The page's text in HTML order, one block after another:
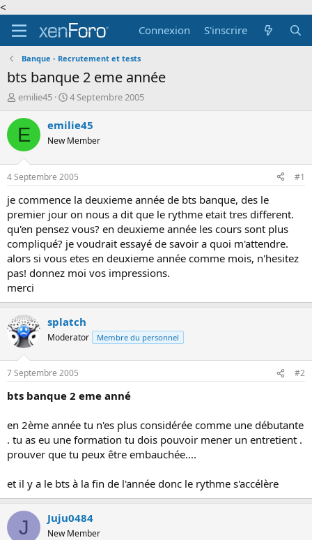
<
Connexion
S'inscrire
Banque - Recrutement et tests
bts banque 2 eme année
A
t
e
r
d
e
l
d
i
s
c
u
s
o
n
emilie45
D
t
d
d
é
b
t
4 Septembre 2005
E emilie45
New Member
4 Septembre 2005 #1
je commence la deuxieme année de bts banque, des le
premier jour on nous a dit que le rythme etait tres different.
qu'en pensez vous? en deuxieme année les cours sont plus
compliqué? je voudrait essayé de savoir a quoi m'attendre.
alors si vous etes en deuxieme année comme mois, n'hesitez
pas! donnez moi vos impressions.
merci
splatch
Moderator Membre du personnel
7 Septembre 2005 #2
bts banque 2 eme anné
en 2ème année tu n'es plus considérée comme une débutante
. tu as eu une formation tu dois pouvoir mener un entretient .
prouver que tu peux être embauchée....
et il y a le bts à la fin de l'année donc le rythme s'accélère
J Juju0484
New Member